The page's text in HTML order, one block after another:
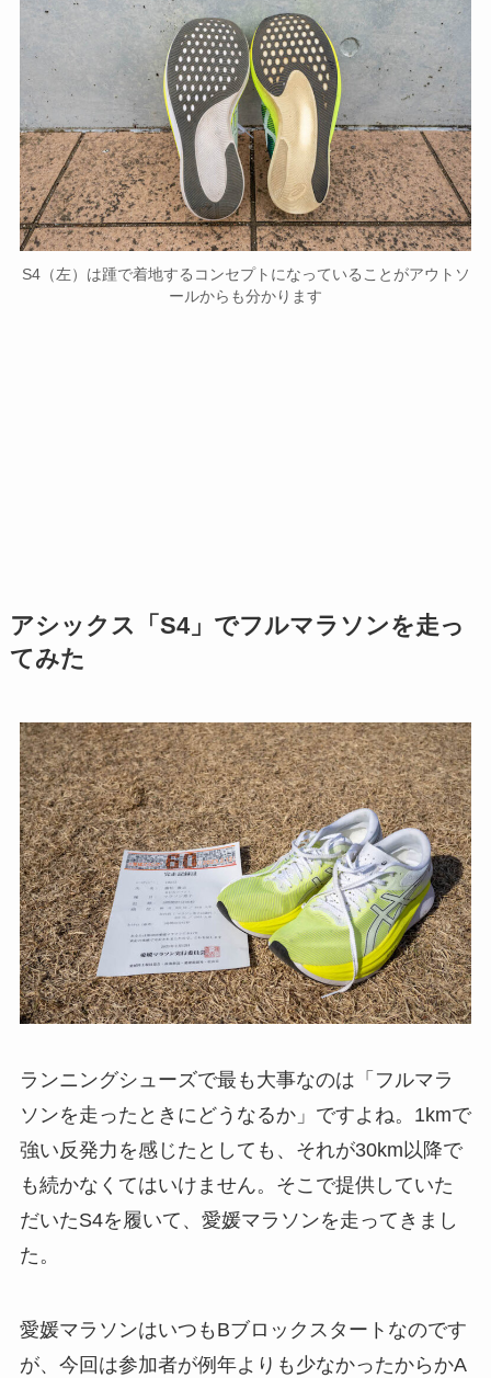
S4（左）は踵で着地するコンセプトになっていることがアウトソ
ールからも分かります
アシックス「S4」でフルマラソンを走っ
てみた
ランニングシューズで最も大事なのは「フルマラ
ソンを走ったときにどうなるか」ですよね。1kmで
強い反発力を感じたとしても、それが30km以降で
も続かなくてはいけません。そこで提供していた
だいたS4を履いて、愛媛マラソンを走ってきまし
た。
愛媛マラソンはいつもBブロックスタートなのです
が、今回は参加者が例年よりも少なかったからかA